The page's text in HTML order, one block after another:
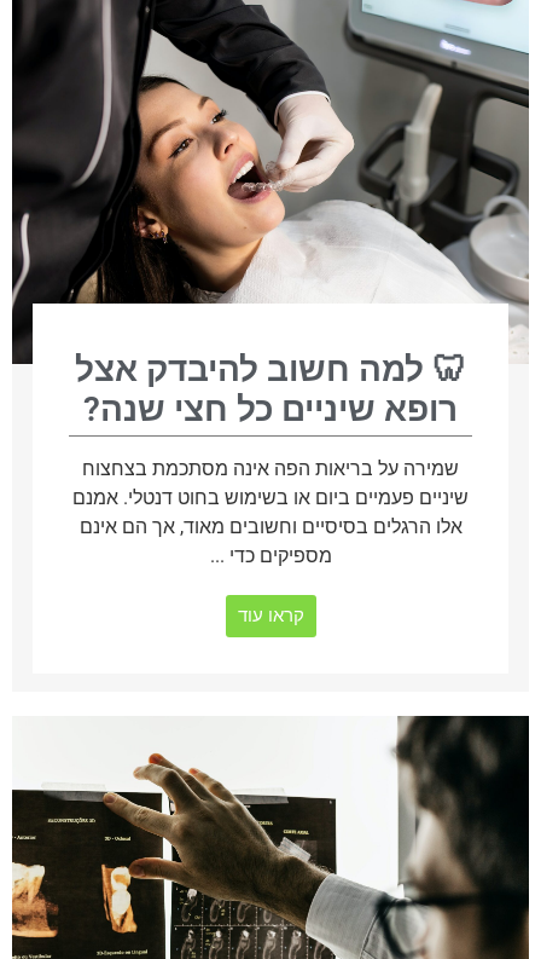
🦷 למה חשוב להיבדק אצל
רופא שיניים כל חצי שנה?
שמירה על בריאות הפה אינה מסתכמת בצחצוח
שיניים פעמיים ביום או בשימוש בחוט דנטלי. אמנם
אלו הרגלים בסיסיים וחשובים מאוד, אך הם אינם
מספיקים כדי ...
קראו עוד